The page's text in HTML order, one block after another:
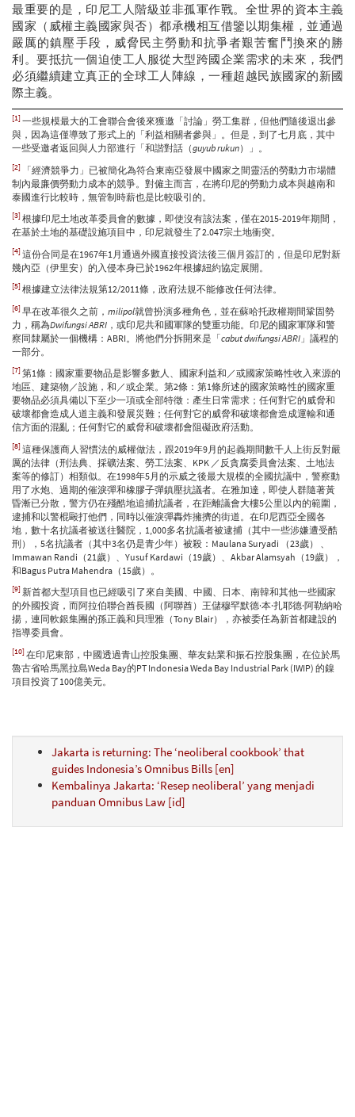
最重要的是，印尼工人階級並非孤軍作戰。全世界的資本主義
國家（威權主義國家與否）都承機相互借鑒以期集權，並通過
嚴厲的鎮壓手段，威脅民主勞動和抗爭者艱苦奮鬥換來的勝
利。要抵抗一個迫使工人服從大型跨國企業需求的未來，我們
必須繼續建立真正的全球工人陣線，一種超越民族國家的新國
際主義。
[1]一些規模最大的工會聯合會後來獲邀「討論」勞工集群，但他們隨後退出參
與，因為這僅導致了形式上的「利益相關者參與」。但是，到了七月底，其中
一些受邀者返回與人力部進行「和諧對話（guyub rukun）」。
[2]
「經濟競爭力」已被簡化為符合東南亞發展中國家之間靈活的勞動力市場體
制內最廉價勞動力成本的競爭。對僱主而言，在將印尼的勞動力成本與越南和
泰國進行比較時，無管制時薪也是比較吸引的。
[3]根據印尼土地改革委員會的數據，即使沒有該法案，僅在2015-2019年期間，
在基於土地的基礎設施項目中，印尼就發生了2.047宗土地衝突。
[4]這份合同是在1967年1月通過外國直接投資法後三個月簽訂的，但是印尼對新
幾內亞（伊里安）的入侵本身已於1962年根據紐約協定展開。
[5]根據建立法律法規第12/2011條，政府法規不能修改任何法律。
[6]早在改革很久之前， milipol就曾扮演多種角色，並在蘇哈托政權期間鞏固勢
力，稱為Dwifungsi ABRI ，或印尼共和國軍隊的雙重功能。印尼的國家軍隊和警
察同隸屬於一個機構：ABRI。將他們分拆開來是「cabut dwifungsi ABRI 」議程的
一部分。
[7]第1條：國家重要物品是影響多數人、國家利益和／或國家策略性收入來源的
地區、建築物／設施，和／或企業。第2條：第1條所述的國家策略性的國家重
要物品必須具備以下至少一項或全部特徵：產生日常需求；任何對它的威脅和
破壞都會造成人道主義和發展災難；任何對它的威脅和破壞都會造成運輸和通
信方面的混亂；任何對它的威脅和破壞都會阻礙政府活動。
[8]這種保護商人習慣法的威權做法，跟2019年9月的起義期間數千人上街反對嚴
厲的法律（刑法典、採礦法案、勞工法案、KPK ／反貪腐委員會法案、土地法
案等的修訂）相類似。在1998年5月的示威之後最大規模的全國抗議中，警察動
用了水炮、過期的催淚彈和橡膠子彈鎮壓抗議者。在雅加達，即使人群隨著黃
昏漸已分散，警方仍在殘酷地追捕抗議者，在距離議會大樓5公里以內的範圍，
逮捕和以警棍毆打他們，同時以催淚彈轟炸擁擠的街道。在印尼西亞全國各
地，數十名抗議者被送往醫院，1,000多名抗議者被逮捕（其中一些涉嫌遭受酷
刑），5名抗議者（其中3名仍是青少年）被殺：Maulana Suryadi （23歲） 、
Immawan Randi（21歲）、Yusuf Kardawi（19歲）、Akbar Alamsyah（19歲），
和Bagus Putra Mahendra（15歲）。
[9]新首都大型項目也已經吸引了來自美國、中國、日本、南韓和其他一些國家
的外國投資，而阿拉伯聯合酋長國（阿聯酋）王儲穆罕默德·本·扎耶德·阿勒納哈
揚，連同軟銀集團的孫正義和貝理雅（Tony Blair），亦被委任為新首都建設的
指導委員會。
[10]在印尼東部，中國透過青山控股集團、華友鈷業和振石控股集團，在位於馬
魯古省哈馬黑拉島Weda Bay的PT Indonesia Weda Bay Industrial Park (IWIP) 的鎳
項目投資了100億美元。
Jakarta is returning: The ‘neoliberal cookbook’ that
guides Indonesia’s Omnibus Bills [en]
Kembalinya Jakarta: ‘Resep neoliberal’ yang menjadi
panduan Omnibus Law [id]